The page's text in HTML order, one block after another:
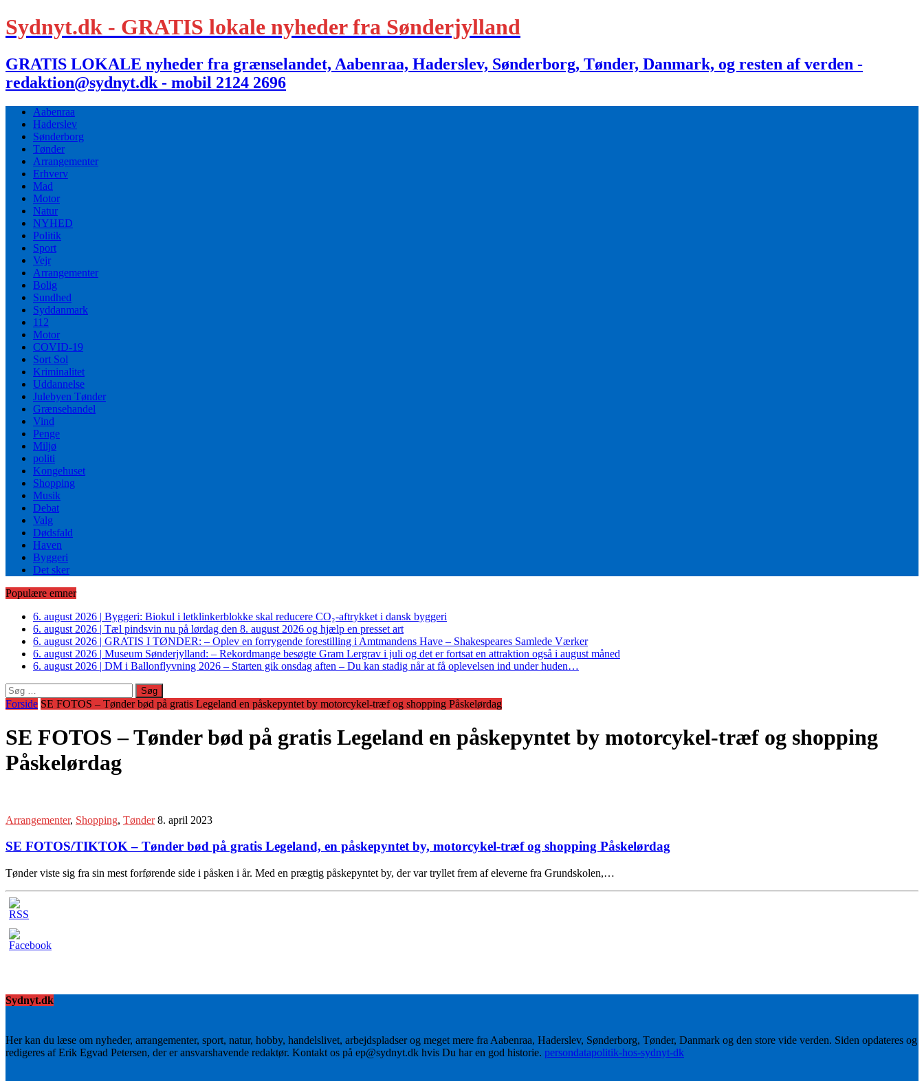
Sydnyt.dk - GRATIS lokale nyheder fra Sønderjylland
GRATIS LOKALE nyheder fra grænselandet, Aabenraa, Haderslev, Sønderborg, Tønder, Danmark, og resten af verden -
redaktion@sydnyt.dk - mobil 2124 2696
Aabenraa
Haderslev
Sønderborg
Tønder
Arrangementer
Erhverv
Mad
Motor
Natur
NYHED
Politik
Sport
Vejr
Arrangementer
Bolig
Sundhed
Syddanmark
112
Motor
COVID-19
Sort Sol
Kriminalitet
Uddannelse
Julebyen Tønder
Grænsehandel
Vind
Penge
Miljø
politi
Kongehuset
Shopping
Musik
Debat
Valg
Dødsfald
Haven
Byggeri
Det sker
Populære emner
6. august 2026 | Byggeri: Biokul i letklinkerblokke skal reducere CO₂-aftrykket i dansk byggeri
6. august 2026 | Tæl pindsvin nu på lørdag den 8. august 2026 og hjælp en presset art
6. august 2026 | GRATIS I TØNDER: – Oplev en forrygende forestilling i Amtmandens Have – Shakespeares Samlede Værker
6. august 2026 | Museum Sønderjylland: – Rekordmange besøgte Gram Lergrav i juli og det er fortsat en attraktion også i august måned
6. august 2026 | DM i Ballonflyvning 2026 – Starten gik onsdag aften – Du kan stadig når at få oplevelsen ind under huden…
Søg
efter:
Forside SE FOTOS – Tønder bød på gratis Legeland en påskepyntet by motorcykel-træf og shopping Påskelørdag
SE FOTOS – Tønder bød på gratis Legeland en påskepyntet by motorcykel-træf og shopping
Påskelørdag
Arrangementer, Shopping, Tønder 8. april 2023
SE FOTOS/TIKTOK – Tønder bød på gratis Legeland, en påskepyntet by, motorcykel-træf og shopping Påskelørdag
Tønder viste sig fra sin mest forførende side i påsken i år. Med en prægtig påskepyntet by, der var tryllet frem af eleverne fra Grundskolen,…
Sydnyt.dk
Her kan du læse om nyheder, arrangementer, sport, natur, hobby, handelslivet, arbejdspladser og meget mere fra Aabenraa, Haderslev, Sønderborg, Tønder, Danmark og den store vide verden. Siden opdateres og
redigeres af Erik Egvad Petersen, der er ansvarshavende redaktør. Kontakt os på ep@sydnyt.dk hvis Du har en god historie. persondatapolitik-hos-sydnyt-dk